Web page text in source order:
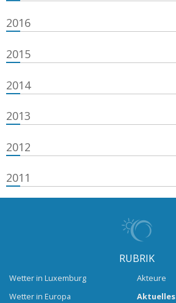
2016
2015
2014
2013
2012
2011
RUBRIK
Wetter in Luxemburg
Wetter in Europa
Akteure
Aktuelles